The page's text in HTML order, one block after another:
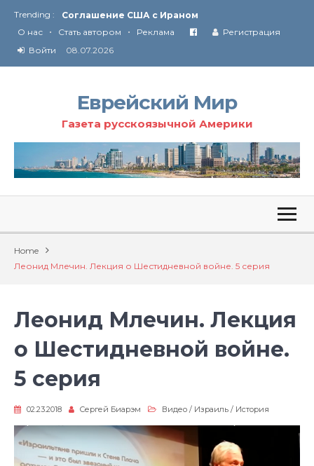
Trending :
Соглашение США с Ираном
Технология Революции в Иране
О нас • Стать автором • Реклама
Регистрация
Войти
08.07.2026
Еврейский Мир
Газета русскоязычной Америки
Home
Леонид Млечин. Лекция о Шестидневной войне. 5 серия
Леонид Млечин. Лекция
о Шестидневной войне.
5 серия
02.23.2018 Сергей Биарэм Видео / Израиль / История